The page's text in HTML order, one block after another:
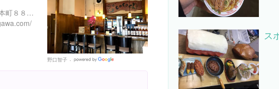
ス
岐阜県郡上市八幡町橋本町８８７-１
野口智子
Places